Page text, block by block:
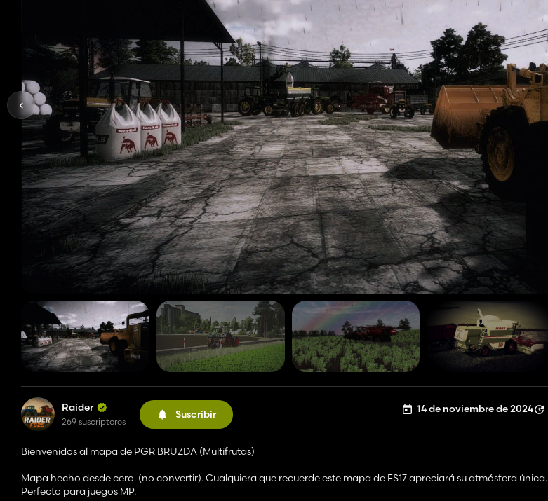
Raider
269 suscriptores
Suscribir 14 de noviembre de 2024
Bienvenidos al mapa de PGR BRUZDA (Multifrutas)
Mapa hecho desde cero. (no convertir). Cualquiera que recuerde este mapa de FS17 apreciará su atmósfera única.
Perfecto para juegos MP.